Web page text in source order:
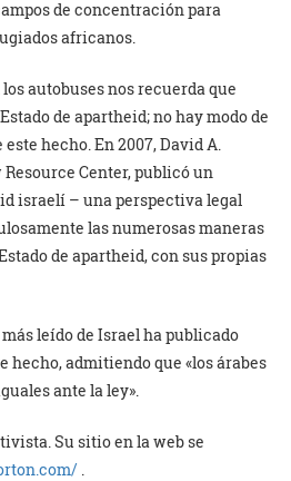
de concentración para
africanos.
autobuses nos recuerda que
de apartheid; no hay modo de
hecho. En 2007, David A.
Center, publicó un
israelí – una perspectiva legal
las numerosas maneras
de apartheid, con sus propias
leído de Israel ha publicado
hecho, admitiendo que «los árabes
ante la ley».
Su sitio en la web se